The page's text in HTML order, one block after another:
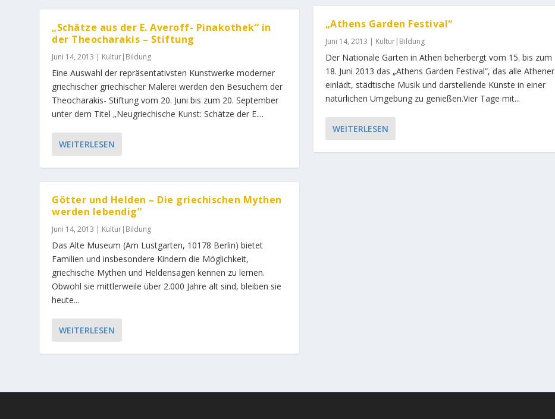
„Schätze aus der E. Averoff- Pinakothek“ in
der Theocharakis – Stiftung
Juni 14, 2013 | Kultur|Bildung
Eine Auswahl der repräsentativsten Kunstwerke moderner
griechischer griechischer Malerei werden den Besuchern der
Theocharakis- Stiftung vom 20. Juni bis zum 20. September
unter dem Titel „Neugriechische Kunst: Schätze der E....
WEITERLESEN
Götter und Helden – Die griechischen Mythen
werden lebendig”
Juni 14, 2013 | Kultur|Bildung
Das Alte Museum (Am Lustgarten, 10178 Berlin) bietet
Familien und insbesondere Kindern die Möglichkeit,
griechische Mythen und Heldensagen kennen zu lernen.
Obwohl sie mittlerweile über 2.000 Jahre alt sind, bleiben sie
heute...
WEITERLESEN
„Athens Garden Festival“
Juni 14, 2013 | Kultur|Bildung
Der Nationale Garten in Athen beherbergt vom 15. bis zum
18. Juni 2013 das „Athens Garden Festival“, das alle Athener
einlädt, städtische Musik und darstellende Künste in einer
natürlichen Umgebung zu genießen.Vier Tage mit...
WEITERLESEN